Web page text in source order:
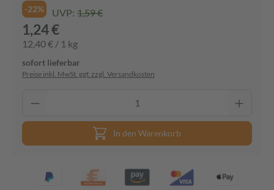
-22% UVP: 1,59 €
1,24 €
12,40 € / 1 kg
sofort lieferbar
Preise inkl. MwSt. ggf. zzgl. Versandkosten
In den Warenkorb